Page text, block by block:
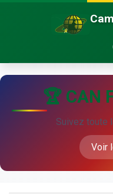
🏆 CAN
Suivez toute
Voir